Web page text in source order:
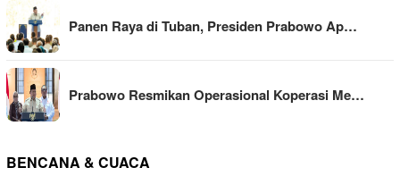
Panen Raya di Tuban, Presiden Prabowo Ap…
Prabowo Resmikan Operasional Koperasi Me…
BENCANA & CUACA